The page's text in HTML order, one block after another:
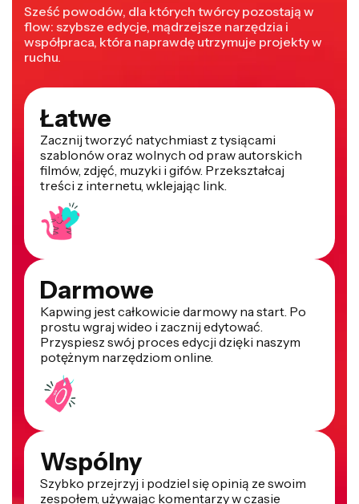
Sześć powodów, dla których twórcy pozostają w
flow: szybsze edycje, mądrzejsze narzędzia i
współpraca, która naprawdę utrzymuje projekty w
ruchu.
Łatwe
Zacznij tworzyć natychmiast z tysiącami
szablonów oraz wolnych od praw autorskich
filmów, zdjęć, muzyki i gifów. Przekształcaj
treści z internetu, wklejając link.
Darmowe
Kapwing jest całkowicie darmowy na start. Po
prostu wgraj wideo i zacznij edytować.
Przyspiesz swój proces edycji dzięki naszym
potężnym narzędziom online.
Wspólny
Szybko przejrzyj i podziel się opinią ze swoim
zespołem, używając komentarzy w czasie